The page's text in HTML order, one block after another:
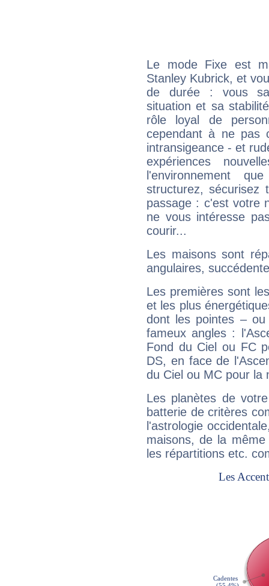
Le mode Fixe est
Stanley Kubrick, et
de durée : vous
situation et sa
rôle loyal de
cependant à ne pas
intransigeance - et
expériences
l'environnement
structurez, sécurisez
passage : c'est votre
ne vous intéresse
courir...
Les maisons sont
angulaires,
Les premières sont
et les plus
dont les pointes –
fameux angles :
Fond du Ciel ou FC
DS, en face de
du Ciel ou MC pour la
Les planètes de
batterie de critères
l'astrologie
maisons, de la
les répartitions etc.